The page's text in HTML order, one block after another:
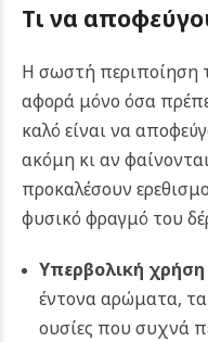
Τι να
Η σωστή περιποίηση
αφορά μόνο όσα
καλό είναι να
ακόμη κι αν
προκαλέσουν
φυσικό φραγμό του
Υπερβολική
έντονα αρώματα, τα
ουσίες που συχνά